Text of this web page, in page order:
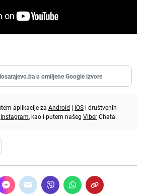
u omiljene Google izvore
aplikacije za Android | iOS i društvenih
Instagram, kao i putem našeg ViberChata.